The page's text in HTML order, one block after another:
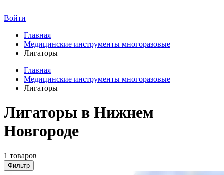
Войти
Главная
Медицинские инструменты многоразовые
Лигаторы
Главная
Медицинские инструменты многоразовые
Лигаторы
Лигаторы в Нижнем
Новгороде
1 товаров
Фильтр